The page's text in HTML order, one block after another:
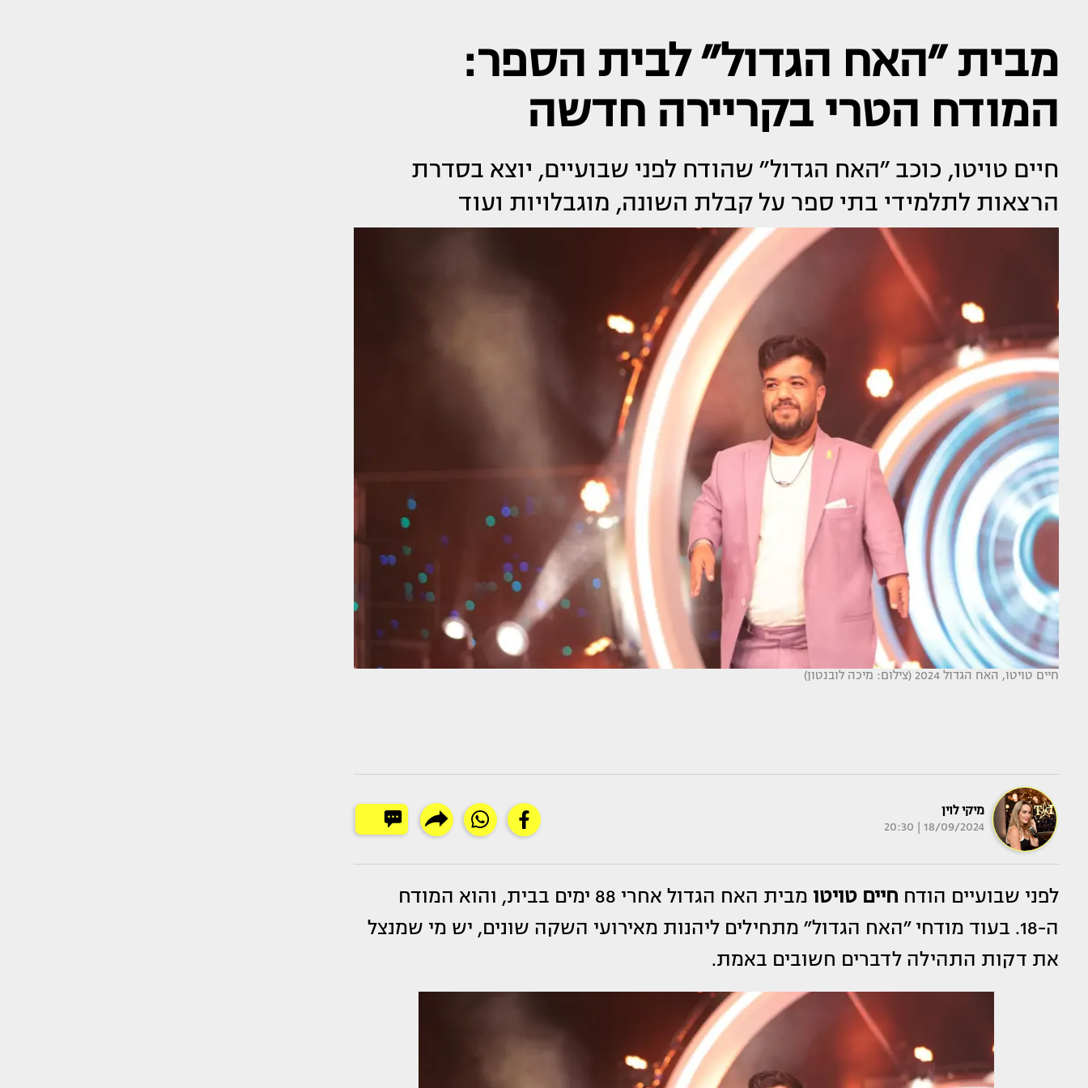
מבית ״האח הגדול״ לבית הספר:
המודח הטרי בקריירה חדשה
חיים טויטו, כוכב ״האח הגדול״ שהודח לפני שבועיים, יוצא בסדרת
הרצאות לתלמידי בתי ספר על קבלת השונה, מוגבלויות ועוד
חיים טויטו, האח הגדול 2024 (צילום: מיכה לובנטון)
מיקי לוין
18/09/2024 | 20:30
לפני שבועיים הודח חיים טויטו
מבית האח הגדול אחרי 88 ימים בבית, והוא המודח
ה-18. בעוד מודחי ״האח הגדול״ מתחילים ליהנות מאירועי השקה שונים, יש מי שמנצל
את דקות התהילה לדברים חשובים באמת.